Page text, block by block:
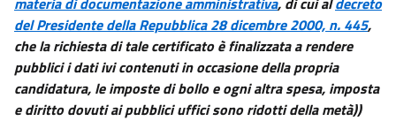
del Presidente della Repubblica 28 dicembre 2000, n. 445,
che la richiesta di tale certificato è finalizzata a rendere
pubblici i dati ivi contenuti in occasione della propria
candidatura, le imposte di bollo e ogni altra spesa, imposta
e diritto dovuti ai pubblici uffici sono ridotti della metà))